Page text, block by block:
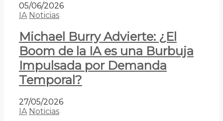
05/06/2026
IA Noticias
Michael Burry Advierte: ¿El
Boom de la IA es una Burbuja
Impulsada por Demanda
Temporal?
27/05/2026
IA Noticias